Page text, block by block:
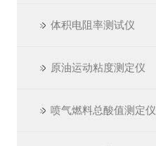
体积电阻率测试仪
原油运动粘度测定仪
喷气燃料总酸值测定仪